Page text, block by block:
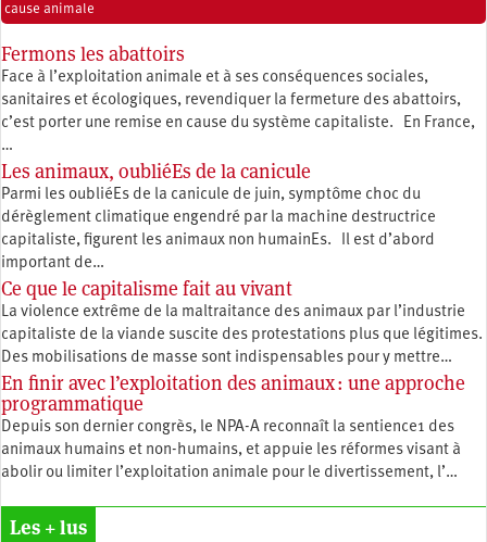
cause animale
Fermons les abattoirs
Face à l’exploitation animale et à ses conséquences sociales,
sanitaires et écologiques, revendiquer la fermeture des abattoirs,
c’est porter une remise en cause du système capitaliste. En France,
…
Les animaux, oubliéEs de la canicule
Parmi les oubliéEs de la canicule de juin, symptôme choc du
dérèglement climatique engendré par la machine destructrice
capitaliste, figurent les animaux non humainEs. Il est d’abord
important de…
Ce que le capitalisme fait au vivant
La violence extrême de la maltraitance des animaux par l’industrie
capitaliste de la viande suscite des protestations plus que légitimes.
Des mobilisations de masse sont indispensables pour y mettre…
En finir avec l’exploitation des animaux : une approche
programmatique
Depuis son dernier congrès, le NPA-A reconnaît la sentience1 des
animaux humains et non-humains, et appuie les réformes visant à
abolir ou limiter l’exploitation animale pour le divertissement, l’…
Les + lus